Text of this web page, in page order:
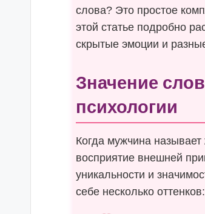
слова? Это простое
этой статье подробно
скрытые эмоции и
Значение
психологии
Когда мужчина
восприятие внешней
уникальности и
себе несколько оттенков: